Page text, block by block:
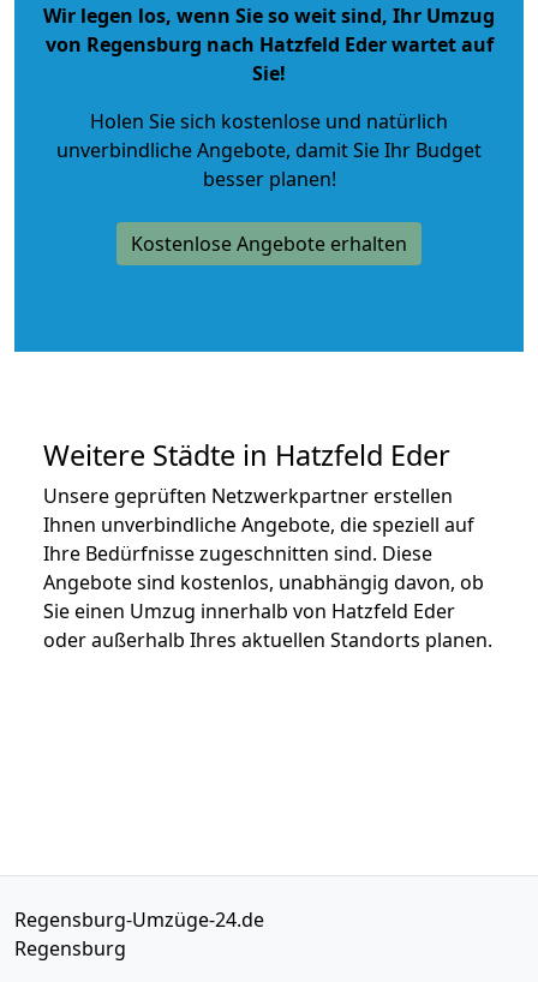
Wir legen los, wenn Sie so weit sind, Ihr Umzug
von Regensburg nach Hatzfeld Eder wartet auf
Sie!
Holen Sie sich kostenlose und natürlich
unverbindliche Angebote, damit Sie Ihr Budget
besser planen!
Kostenlose Angebote erhalten
Weitere Städte in Hatzfeld Eder
Unsere geprüften Netzwerkpartner erstellen
Ihnen unverbindliche Angebote, die speziell auf
Ihre Bedürfnisse zugeschnitten sind. Diese
Angebote sind kostenlos, unabhängig davon, ob
Sie einen Umzug innerhalb von Hatzfeld Eder
oder außerhalb Ihres aktuellen Standorts planen.
Regensburg-Umzüge-24.de
Regensburg